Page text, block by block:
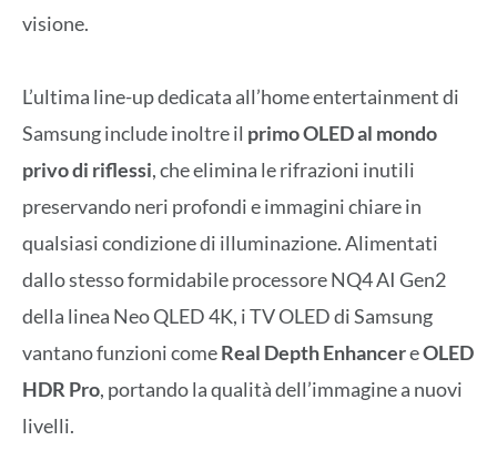
visione.
L’ultima line-up dedicata all’home entertainment di
Samsung include inoltre il primo OLED al mondo
privo di riflessi, che elimina le rifrazioni inutili
preservando neri profondi e immagini chiare in
qualsiasi condizione di illuminazione. Alimentati
dallo stesso formidabile processore NQ4 AI Gen2
della linea Neo QLED 4K, i TV OLED di Samsung
vantano funzioni comeReal Depth EnhancereOLED
HDR Pro, portando la qualità dell’immagine a nuovi
livelli.